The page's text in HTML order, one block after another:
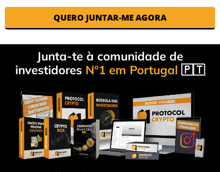
QUERO JUNTAR-ME AGORA
Junta-te à comunidade de
investidores N°1 em Portugal 🇵🇹